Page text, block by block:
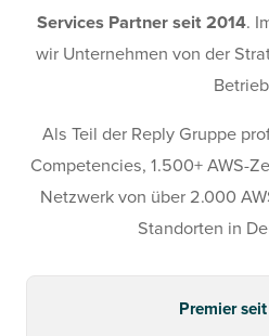
Services Partner seit 2014.
wir Unternehmen von der
Als Teil der Reply Gruppe
Competencies, 1.500+ AWS-
Netzwerk von über 2.000
Standorten in
Premier